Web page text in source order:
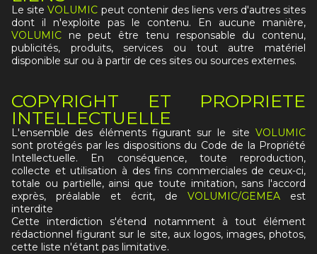
Le siteVOLUMIC peut contenir des liens vers d'autres sites
dont il n'exploite pas le contenu. En aucune manière,
VOLUMIC ne peut être tenu responsable du contenu,
publicités, produits, services ou tout autre matériel
disponible sur ou à partir de ces sites ou sources externes.
COPYRIGHT ET PROPRIETE
INTELLECTUELLE
L'ensemble des éléments figurant sur le site VOLUMIC
sont protégés par les dispositions du Code de la Propriété
Intellectuelle. En conséquence, toute reproduction,
collecte et utilisation à des fins commerciales de ceux-ci,
totale ou partielle, ainsi que toute imitation, sans l'accord
exprès, préalable et écrit, de VOLUMIC/GEMEA est
interdite
Cette interdiction s'étend notamment à tout élément
rédactionnel figurant sur le site, aux logos, images, photos,
cette liste n'étant pas limitative.